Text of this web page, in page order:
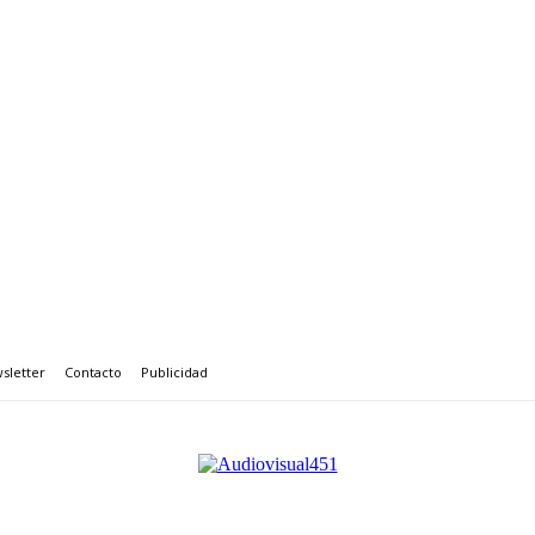
Contacto Publicidad